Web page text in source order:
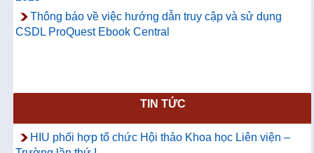
Thông báo về việc hướng dẫn truy cập và sử dụng
CSDL ProQuest Ebook Central
TIN TỨC
HIU phối hợp tổ chức Hội thảo Khoa học Liên viện –